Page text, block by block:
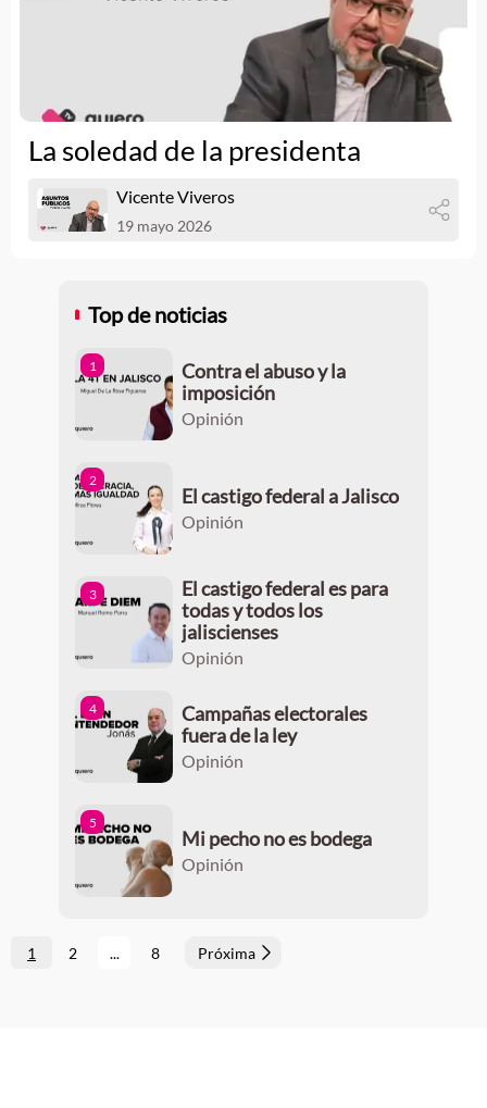
La soledad de la presidenta
Vicente Viveros
19 mayo 2026
Top de noticias
1
Contra el abuso y la
imposición
Opinión
2
El castigo federal a Jalisco
Opinión
3
El castigo federal es para
todas y todos los
jaliscienses
Opinión
4
Campañas electorales
fuera de la ley
Opinión
5
Mi pecho no es bodega
Opinión
1 2 ... 8 Próxima